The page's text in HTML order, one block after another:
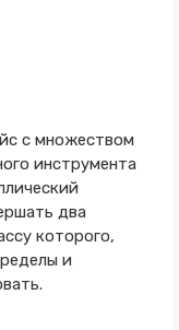
с множеством
инструмента
два
которого,
и